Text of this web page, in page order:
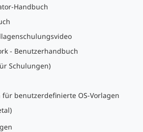
Handbuch
- Benutzerhandbuch
Schulungen)
für benutzerdefinierte OS-Vorlagen